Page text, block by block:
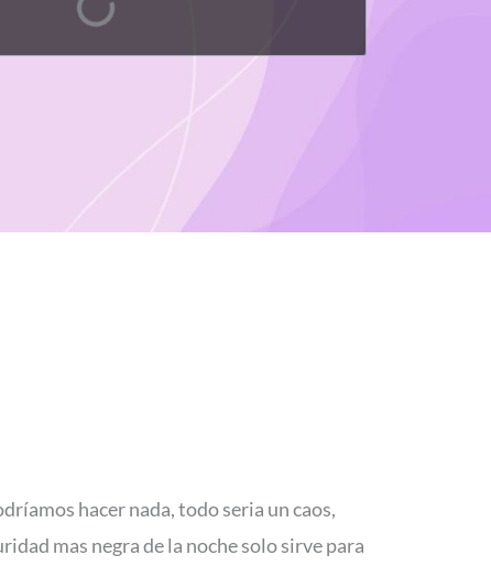
hacer nada, todo seria un caos,
mas negra de la noche solo sirve para